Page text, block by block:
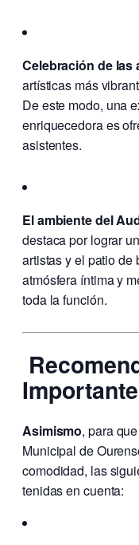
Celebración de las
artísticas más
De este modo, una
enriquecedora es
asistentes.
El ambiente del
destaca por lograr
artistas y el patio de
atmósfera íntima y
toda la función.
Asimismo, para
Municipal de
comodidad, las
tenidas en cuenta: